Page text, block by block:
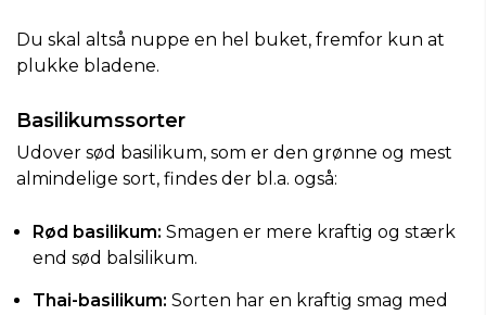
Du skal altså nuppe en hel buket, fremfor kun at
plukke bladene.
Basilikumssorter
Udover sød basilikum, som er den grønne og mest
almindelige sort, findes der bl.a. også:
Rød basilikum: Smagen er mere kraftig og stærk
end sød balsilikum.
Thai-basilikum: Sorten har en kraftig smag med